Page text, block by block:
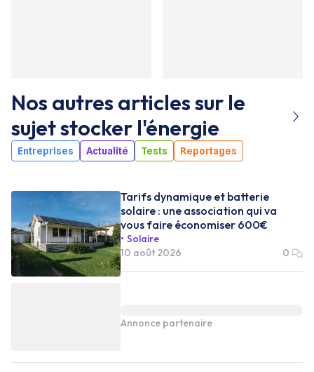
Nos autres articles sur le
sujetstocker l'énergie
Entreprises Actualité Tests Reportages
Tarifs dynamique et batterie
solaire : une association qui va
vous faire économiser 600€
Solaire
10 août 2026
0
Annonce partenaire